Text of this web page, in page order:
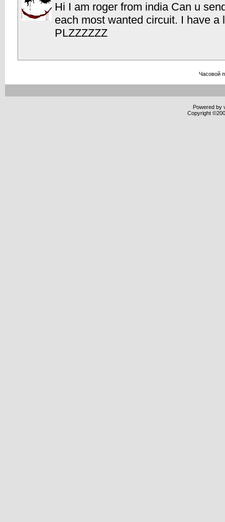
Hi I am roger from india Can u
each most wanted circuit. I have a
PLZZZZZZ
Часовой
Powered by
Copyright